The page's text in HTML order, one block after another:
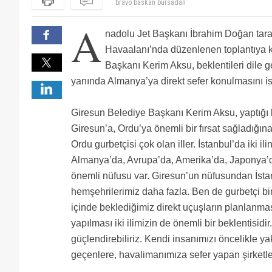
acil bursa giresun ucus u nezaman
Helal sana Başkanım. Aslında bunları Giresunun
vekilleri görev başına. Yolcu var uçak yok.
Başkan öncelikleri iyi seçmeli. Atatürk'ten 1 sefer
olmalı. Şu anda Almanya'nın bilmem ne şehrine
Giresunlular Atatürk havalimanına indikten sonra
15.30'da... Saat 16.00'da Atatürk'e inen ya ertesi
Trabzon'a dolmuş gibi çalışan uçaklara binecek.
az oluyor. Atatürk havalimanına inip Samsun
ediyorum. Tabi bunun tersi de var. Atatürk'ten
Trabzon'u kullanmak zorunda da kalıyor insanlar.
Ha işte en sonunda. Dedik size yakında bunlar
yok içmeye almanyaya gitmek ister sefere. Şimdi
Sayin Ordu Büyüksehir Belediye
sagolun,varolun,almanyadan selamlar
OGU-DUS veya OGU-CGN düsünülebilir aslinda...
Las Vegas ve Trinidat seferleri ne zaman
A nadolu Jet Başkanı İbrahim Doğan
Havaalanı’nda düzenlenen toplantıya
Başkanı Kerim Aksu, beklentileri dile
yanında Almanya’ya direkt sefer konulmasını
Giresun Belediye Başkanı Kerim Aksu,
Giresun’a, Ordu’ya önemli bir fırsat
Ordu gurbetçisi çok olan iller. İstanbul’da iki
Almanya’da, Avrupa’da, Amerika’da,
önemli nüfusu var. Giresun’un nüfusundan
hemşehrilerimiz daha fazla. Ben de gurbetçi
içinde beklediğimiz direkt uçuşların
yapılması iki ilimizin de önemli bir
güçlendirebiliriz. Kendi insanımızı öncelikle
geçenlere, havalimanımıza sefer yapan